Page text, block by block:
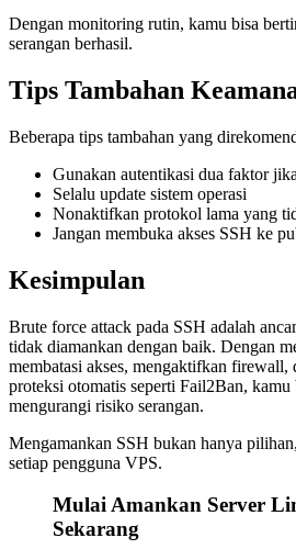
Dengan monitoring rutin, kamu bisa
serangan berhasil.
Tips Tambahan
Beberapa tips tambahan yang
Gunakan autentikasi dua faktor
Selalu update sistem operasi
Nonaktifkan protokol lama yang
Jangan membuka akses SSH ke
Kesimpulan
Brute force attack pada SSH adalah
tidak diamankan dengan baik. Dengan
membatasi akses, mengaktifkan firewall,
proteksi otomatis seperti Fail2Ban, kamu
mengurangi risiko serangan.
Mengamankan SSH bukan hanya
setiap pengguna VPS.
Mulai Amankan Server
Sekarang